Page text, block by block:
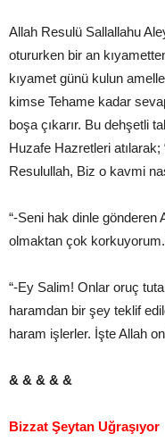
Allah Resulü Sallallahu
otururken bir an
kıyamet günü kulun
kimse Tehame kadar
boşa çıkarır. Bu dehşetli
Huzafe Hazretleri
Resulullah, Biz o kavmi
“-Seni hak dinle gönderen
olmaktan çok
“-Ey Salim! Onlar oruç
haramdan bir şey teklif
haram işlerler. İşte Allah
& & & & &
Bizzat Şeytan Uğraşıyor